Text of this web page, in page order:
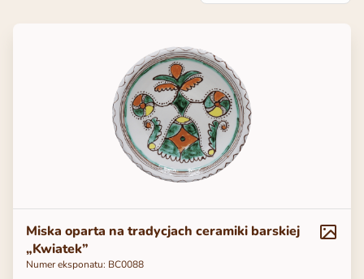
Miska oparta na tradycjach ceramiki barskiej
„Kwiatek”
Numer eksponatu: BC0088